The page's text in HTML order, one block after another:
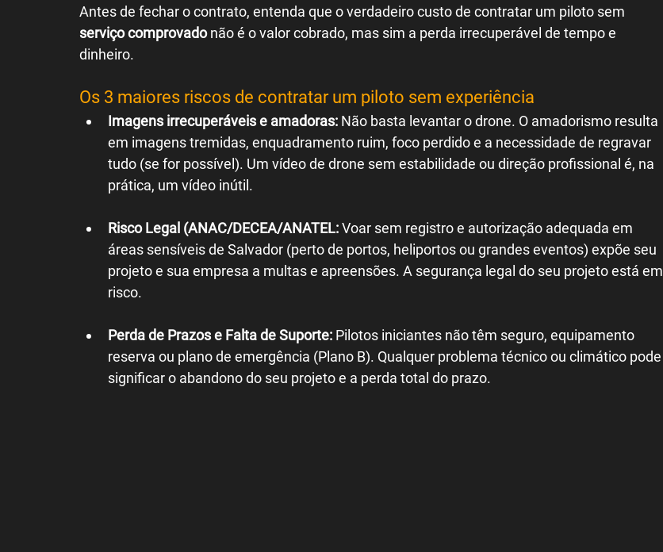
Antes de fechar o contrato, entenda que o verdadeiro custo de contratar um piloto sem
serviço comprovado não é o valor cobrado, mas sim a perda irrecuperável de tempo e
dinheiro.
Os 3 maiores riscos de contratar um piloto sem experiência
Imagens irrecuperáveis e amadoras: Não basta levantar o drone. O amadorismo resulta
em imagens tremidas, enquadramento ruim, foco perdido e a necessidade de regravar
tudo (se for possível). Um vídeo de drone sem estabilidade ou direção profissional é, na
prática, um vídeo inútil.
Risco Legal (ANAC/DECEA/ANATEL: Voar sem registro e autorização adequada em
áreas sensíveis de Salvador (perto de portos, heliportos ou grandes eventos) expõe seu
projeto e sua empresa a multas e apreensões. A segurança legal do seu projeto está em
risco.
Perda de Prazos e Falta de Suporte: Pilotos iniciantes não têm seguro, equipamento
reserva ou plano de emergência (Plano B). Qualquer problema técnico ou climático pode
significar o abandono do seu projeto e a perda total do prazo.